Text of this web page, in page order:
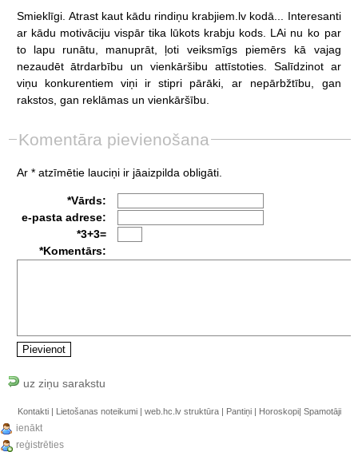
Smieklīgi. Atrast kaut kādu rindiņu krabjiem.lv kodā...
Interesanti
ar kādu motivāciju vispār tika lūkots krabju kods. LAi nu ko par
to
lapu runātu, manuprāt, ļoti veiksmīgs piemērs kā
vajag
nezaudēt ātrdarbību un vienkāršibu attīstoties. Salīdzinot ar
viņu
konkurentiem viņi ir stipri pārāki, ar nepārbžtību,
gan
rakstos, gan reklāmas un vienkāršību.
Komentāra pievienošana
Ar * atzīmētie lauciņi ir jāaizpilda obligāti.
*Vārds:
e-pasta adrese:
*3+3=
*Komentārs:
uz ziņu sarakstu
Kontakti| Lietošanas noteikumi| web.hc.lv struktūra| Pantiņi| Horoskopi| Spamotāji
ienākt
reģistrēties